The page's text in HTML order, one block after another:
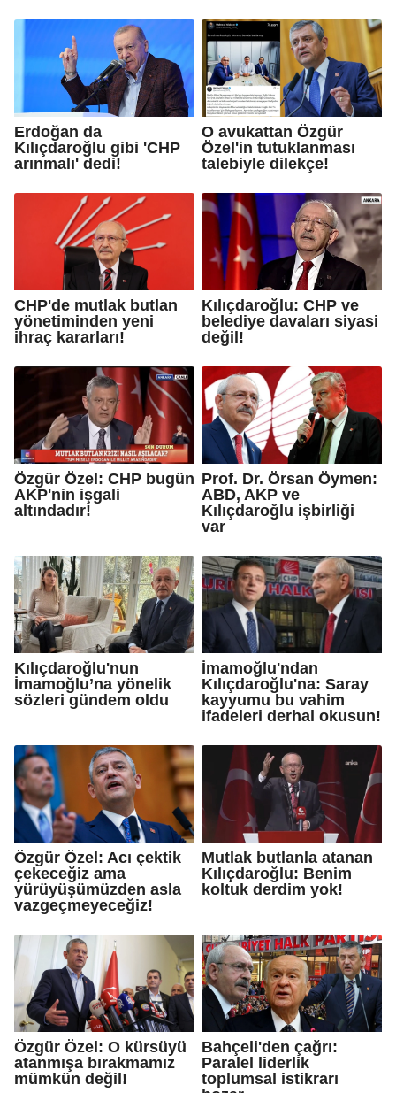
Erdoğan da
Kılıçdaroğlu gibi 'CHP
arınmalı' dedi!
O avukattan Özgür
Özel'in tutuklanması
talebiyle dilekçe!
CHP'de mutlak butlan
yönetiminden yeni
ihraç kararları!
Kılıçdaroğlu: CHP ve
belediye davaları siyasi
değil!
Özgür Özel: CHP bugün
AKP'nin işgali
altındadır!
Prof. Dr. Örsan Öymen:
ABD, AKP ve
Kılıçdaroğlu işbirliği
var
Kılıçdaroğlu'nun
İmamoğlu’na yönelik
sözleri gündem oldu
İmamoğlu'ndan
Kılıçdaroğlu'na: Saray
kayyumu bu vahim
ifadeleri derhal okusun!
Özgür Özel: Acı çektik
çekeceğiz ama
yürüyüşümüzden asla
vazgeçmeyeceğiz!
Mutlak butlanla atanan
Kılıçdaroğlu: Benim
koltuk derdim yok!
Özgür Özel: O kürsüyü
atanmışa bırakmamız
mümkün değil!
Bahçeli'den çağrı:
Paralel liderlik
toplumsal istikrarı